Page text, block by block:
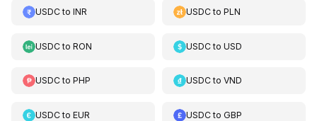
USDCto INR USDCtoPLN
USDCto RON USDCtoUSD
USDCto PHP USDCtoVND
USDCto EUR USDCtoGBP